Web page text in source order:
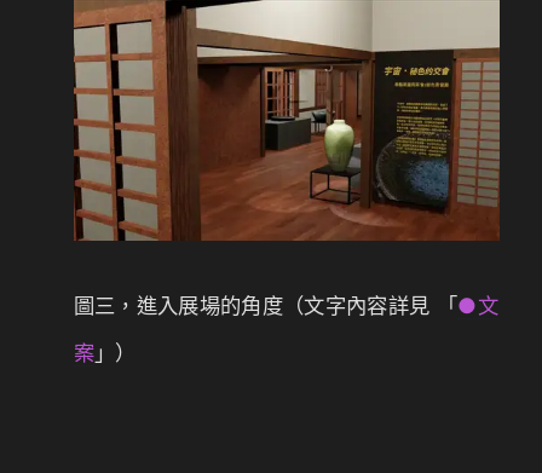
圖三，進入展場的角度（文字內容詳見 「●文
案」）